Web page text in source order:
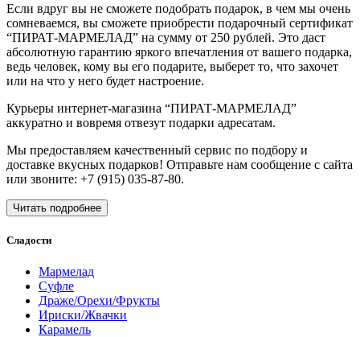
Если вдруг вы не сможете подобрать подарок, в чем мы очень
сомневаемся, вы сможете приобрести подарочный сертификат
“ПИРАТ-МАРМЕЛАД” на сумму от 250 рублей. Это даст
абсолютную гарантию яркого впечатления от вашего подарка,
ведь человек, кому вы его подарите, выберет то, что захочет
или на что у него будет настроение.
Курьеры интернет-магазина “ПИРАТ-МАРМЕЛАД”
аккуратно и вовремя отвезут подарки адресатам.
Мы предоставляем качественный сервис по подбору и
доставке вкусных подарков! Отправьте нам сообщение с сайта
или звоните: +7 (915) 035-87-80.
Читать подробнее
Сладости
Мармелад
Суфле
Драже/Орехи/Фрукты
Ириски/Жвачки
Карамель